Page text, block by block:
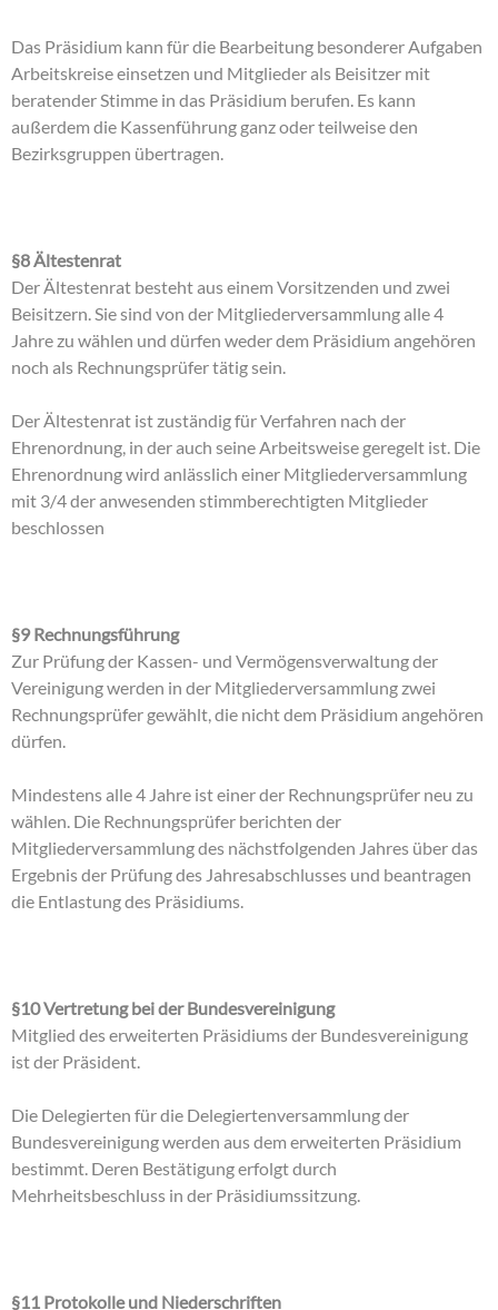
Das Präsidium kann für die Bearbeitung besonderer Aufgaben
Arbeitskreise einsetzen und Mitglieder als Beisitzer mit
beratender Stimme in das Präsidium berufen. Es kann
außerdem die Kassenführung ganz oder teilweise den
Bezirksgruppen übertragen.
§8 Ältestenrat
Der Ältestenrat besteht aus einem Vorsitzenden und zwei
Beisitzern. Sie sind von der Mitgliederversammlung alle 4
Jahre zu wählen und dürfen weder dem Präsidium angehören
noch als Rechnungsprüfer tätig sein.
Der Ältestenrat ist zuständig für Verfahren nach der
Ehrenordnung, in der auch seine Arbeitsweise geregelt ist. Die
Ehrenordnung wird anlässlich einer Mitgliederversammlung
mit 3/4 der anwesenden stimmberechtigten Mitglieder
beschlossen
§9 Rechnungsführung
Zur Prüfung der Kassen- und Vermögensverwaltung der
Vereinigung werden in der Mitgliederversammlung zwei
Rechnungsprüfer gewählt, die nicht dem Präsidium angehören
dürfen.
Mindestens alle 4 Jahre ist einer der Rechnungsprüfer neu zu
wählen. Die Rechnungsprüfer berichten der
Mitgliederversammlung des nächstfolgenden Jahres über das
Ergebnis der Prüfung des Jahresabschlusses und beantragen
die Entlastung des Präsidiums.
§10 Vertretung bei der Bundesvereinigung
Mitglied des erweiterten Präsidiums der Bundesvereinigung
ist der Präsident.
Die Delegierten für die Delegiertenversammlung der
Bundesvereinigung werden aus dem erweiterten Präsidium
bestimmt. Deren Bestätigung erfolgt durch
Mehrheitsbeschluss in der Präsidiumssitzung.
§11 Protokolle und Niederschriften